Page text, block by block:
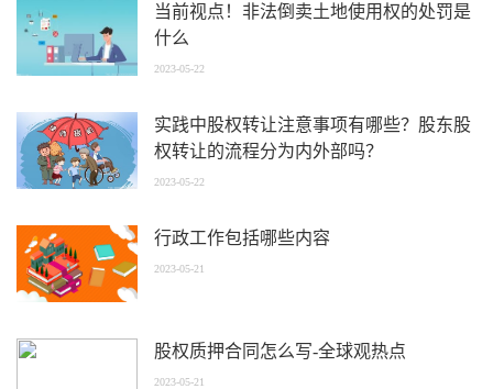
当前视点！非法倒卖土地使用权的处罚是
什么
2023-05-22
实践中股权转让注意事项有哪些？股东股
权转让的流程分为内外部吗？
2023-05-22
行政工作包括哪些内容
2023-05-21
股权质押合同怎么写-全球观热点
2023-05-21